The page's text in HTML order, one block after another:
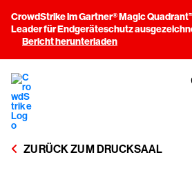
CrowdStrike im Gartner® Magic
Leader für Endgeräteschutz
Bericht herunterladen
ZURÜCK ZUM DRUCKSAAL